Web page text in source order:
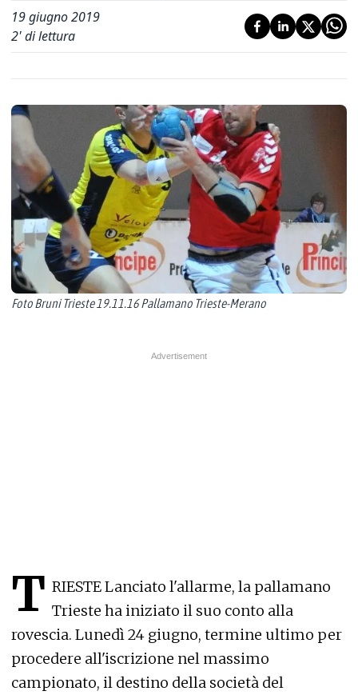
19 giugno 2019
2' di lettura
Foto Bruni Trieste 19.11.16 Pallamano Trieste-Merano
T RIESTE Lanciato l'allarme, la pallamano
Trieste ha iniziato il suo conto alla
rovescia. Lunedì 24 giugno, termine ultimo per
procedere all'iscrizione nel massimo
campionato, il destino della società del